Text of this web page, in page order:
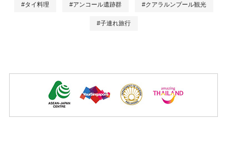
#タイ料理 #アンコール遺跡群 #クアラルンプール観光
#子連れ旅行